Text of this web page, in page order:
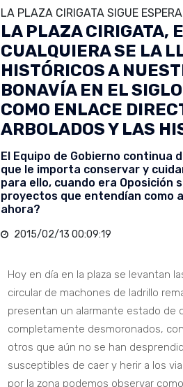
LA PLAZA CIRIGATA SIGUE
LA PLAZA CIRIGATA,
CUALQUIERA SE LA
HISTÓRICOS A
BONAVÍA EN EL
COMO ENLACE
ARBOLADOS Y LAS
El Equipo de Gobierno continua
que le importa conservar y
para ello, cuando era Oposición
proyectos que entendían como
ahora?
2015/02/13 00:09:19
Hoy en día en la plaza se levantan
circular de machones de ladrillo
presentan un alarmante estado de
completamente desmoronados,
otros que aún no se han
susceptibles de caer y herir a los
por la zona podemos observar